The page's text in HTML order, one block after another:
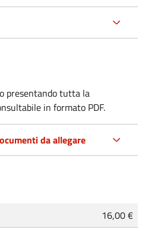
presentando tutta la
in formato PDF.
da allegare
16,00 €